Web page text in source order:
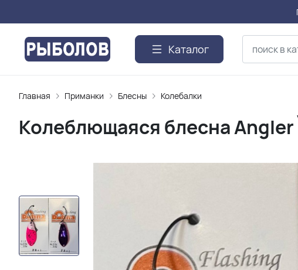
Каталог
Главная Приманки Блесны Колебалки
Колеблющаяся блесна